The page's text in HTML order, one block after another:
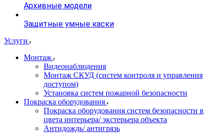
Архивные модели
Защитные умные каски
Услуги
Монтаж
Видеонаблюдения
Монтаж СКУД (систем контроля и управления
доступом)
Установка систем пожарной безопасности
Покраска оборудования
Покраска оборудования систем безопасности в
цвета интерьера/ экстерьера объекта
Антидождь/ антигрязь